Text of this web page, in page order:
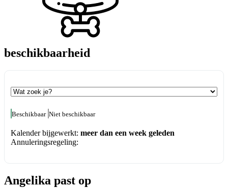
beschikbaarheid
Beschikbaar Niet beschikbaar
Kalender bijgewerkt: meer dan een week geleden
Annuleringsregeling:
Angelika past op